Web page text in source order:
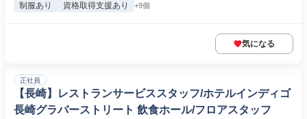
制服あり 資格取得支援あり +9個
気になる
正社員
【長崎】レストランサービススタッフ/ホテルインディゴ
長崎グラバーストリート 飲食ホール/フロアスタッフ